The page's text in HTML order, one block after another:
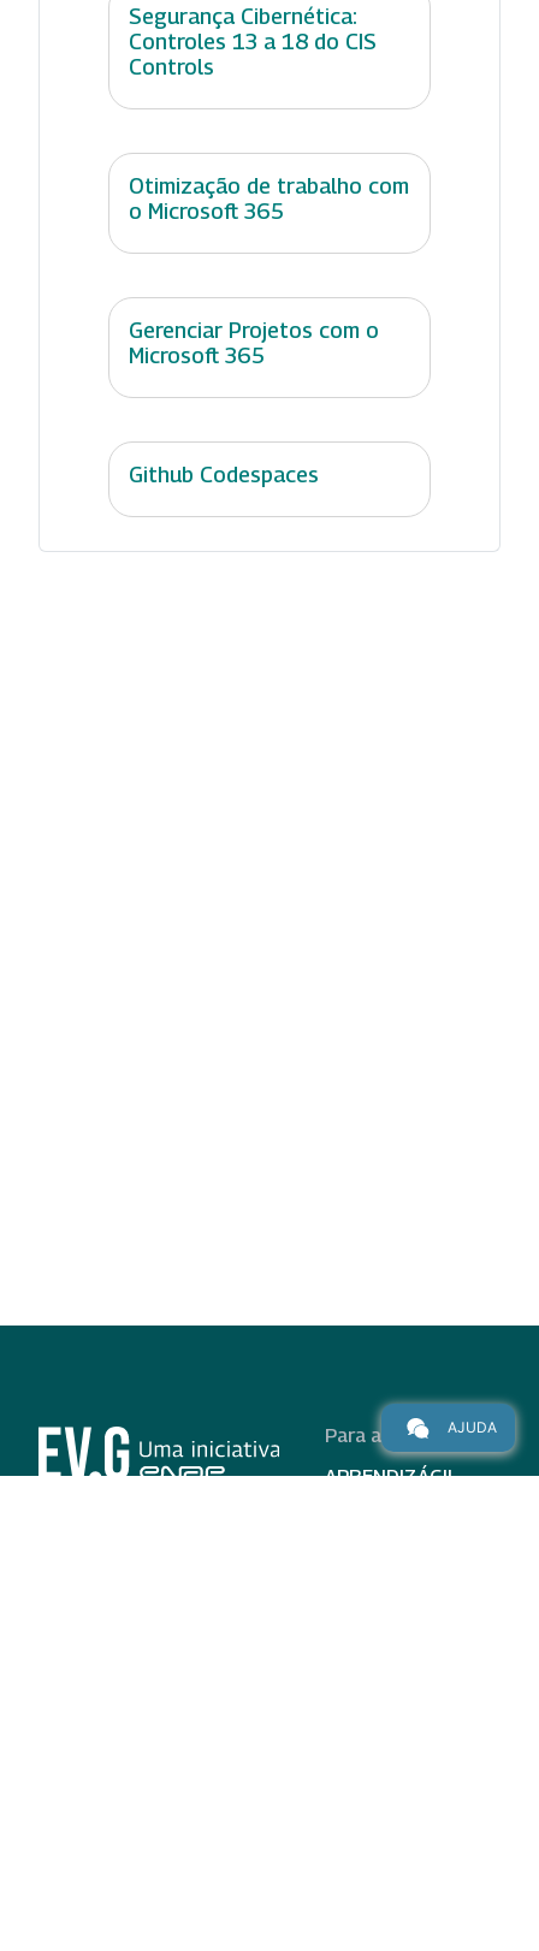
Segurança Cibernética:
Controles 13 a 18 do CIS
Controls
Otimização de trabalho com
o Microsoft 365
Gerenciar Projetos com o
Microsoft 365
Github Codespaces
Para alunos
APRENDIZÁGIL
AJUDA